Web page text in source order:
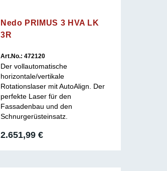
Nedo PRIMUS 3 HVA LK
3R
Art.No.: 472120
Der vollautomatische
horizontale/vertikale
Rotationslaser mit AutoAlign. Der
perfekte Laser für den
Fassadenbau und den
Schnurgerüsteinsatz.
2.651,99 €